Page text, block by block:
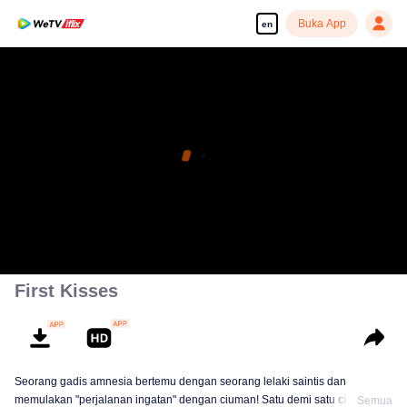
en Buka App
First Kisses
Seorang gadis amnesia bertemu dengan seorang lelaki saintis dan
memulakan "perjalanan ingatan" dengan ciuman! Satu demi satu ciuman,Semua